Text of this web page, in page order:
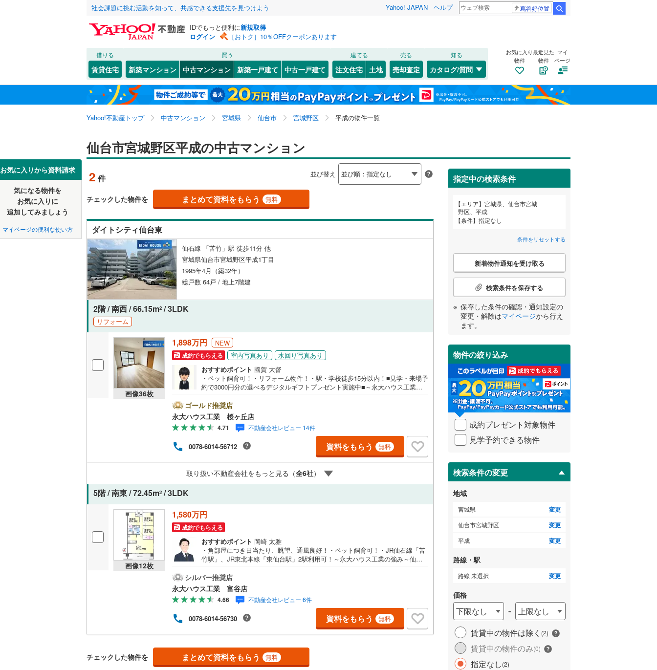
社会課題に挑む活動を知って、共感できる支援先を見つけよう Yahoo! JAPAN ヘルプ 蔦谷好位置
IDでもっと便利に新規取得
ログイン
［おトク］10％OFFクーポンあります
借りる
賃貸住宅
買う
新築マンション 中古マンション 新築一戸建て 中古一戸建て
建てる
注文住宅 土地
売る
売却査定
知る
カタログ/質問
お気に入り
物件
最近見た
物件
マイ
ページ
Yahoo!不動産トップ 中古マンション 宮城県 仙台市 宮城野区 平成の物件一覧
お気に入りから資料請求
気になる物件を
お気に入りに
追加してみましょう
マイページの便利な使い方
仙台市宮城野区平成の中古マンション
2 件 並び替え
チェックした物件を まとめて資料をもらう 無料
ダイトシティ仙台東
仙石線 「苦竹」駅 徒歩11分 他
宮城県仙台市宮城野区平成1丁目
1995年4月（築32年）
総戸数 64戸 / 地上7階建
2階 / 南西 / 66.15m2 / 3LDK
リフォーム
画像36枚
1,898万円 NEW
成約でもらえる 室内写真あり
水回り写真あり
おすすめポイント 國賀 大督
・ペット飼育可！・リフォーム物件！・駅・学校徒歩15分以内！■見学・来場予
約で3000円分の選べるデジタルギフトプレゼント実施中■～永大ハウス工業の
大きく2つに分けてご紹介！1.＜豊富な不動産知識＞戸建・マンション・土地...
と種別を問わず不動産を取り扱っております。更に教育施設や商業施設、子育
て環境や行政などの地域情報を総合し、お客様により良い物件選びをして頂け
るよう、しっかりとサポートさせて頂きます。2.＜経験豊富なスタッフ＞当社
では【購入】【売却】【引っ越し】【リフォーム】など住宅に関する様々なご
質問はもちろん、ご購入時に気になる住宅ローン各種税金についても、誠心誠
意ご説明させて頂きます。各店舗ではキッズスペースも完備！お子様連れのご
舗により変動あり）現地のご案内も可能ですので、どうぞお気軽にお問い合わ
せください！
ゴールド推奨店
永大ハウス工業 桜ヶ丘店
4.71 不動産会社レビュー 14件
0078-6014-56712 資料をもらう 無料
取り扱い不動産会社をもっと見る（全6社）
5階 / 南東 / 72.45m2 / 3LDK
画像12枚
1,580万円
成約でもらえる
おすすめポイント 岡崎 太雅
・角部屋につき日当たり、眺望、通風良好！・ペット飼育可！・JR仙石線「苦
竹駅」、JR東北本線「東仙台駅」2駅利用可！～永大ハウス工業の強み～仙台
分けてご紹介！1.＜豊富な不動産知識＞戸建・マンション・土地...と種別を問
わず不動産を取り扱っております。更に教育施設や商業施設、子育て環境や行
政などの地域情報を総合し、お客様により良い物件選びをして頂けるよう、し
っかりとサポートさせて頂きます。2.＜経験豊富なスタッフ＞当社では【購
入】【売却】【引っ越し】【リフォーム】など住宅に関する様々なご質問はも
ちろん、ご購入時に気になる住宅ローン各種税金についても、誠心誠意ご説明
させて頂きます。各店舗ではキッズスペースも完備！お子様連れのご家族様で
是非お越しください。営業時間:10:00～18:00（定休日火・水曜日※店舗により
変動あり）現地のご案内も可能ですので、どうぞお気軽にお問い合わせくださ
い！
シルバー推奨店
永大ハウス工業 富谷店
4.66 不動産会社レビュー 6件
0078-6014-56730 資料をもらう 無料
チェックした物件を まとめて資料をもらう 無料
指定中の検索条件
エリア
宮城県、仙台市宮城
野区、平成
条件
指定なし
条件をリセットする
こ
検
条
件
受
け
取
る
・
条
件
を
イ
ペ
ジ
に
保
存
す
る
新着物件通知を受け取る
検索条件を保存する
保存した条件の確認・通知設定の
変更・解除はマイページから行え
ます。
物件の絞り込み
成約プレゼント対象物件
見学予約できる物件
検索条件の変更
地域
宮城県 変更
仙台市宮城野区 変更
平成 変更
路線・駅
路線 未選択 変更
価格
下限なし ~
上限なし
賃貸中の物件は除く (2)
賃貸中の物件のみ(0)
指定なし(2)
北海道 北海道
東北 青森 岩手 宮城 秋田 山形 福島
関東 東京 神奈川 埼玉 千葉
信越・北陸 新潟 長野 富山
三重
近畿 大阪 兵庫
中国 鳥取 島根 岡山 広島 山口
四国 徳島 香川
九州・沖縄 福岡 佐賀 鹿児島 沖縄
該当物件
仙台市 青葉区(232) 宮城野区(67) 若林区(48)
太白区(86) 泉区(55)
かの地域
白石市(0)
岩沼市 登米市(0)
東松島市(0) 大崎市(5)
富谷市(4) 刈田郡七ヶ宿町 (0)
柴田郡大河原町(0) 柴田郡村田町(0) 柴田郡柴田町(
柴田郡川崎町(0) 伊具郡丸森町(0)
亘理郡山元町(0) 宮城郡七ヶ浜町(1)
宮城郡利府町(0) 黒川郡大郷町(0)
黒川郡大衡村(0) 加美郡色麻町(0) 加美郡加美町(0)
牡鹿郡女川町(0)
本吉郡南三陸町(0)
該当物件
安養寺(1) 岩切(1) 大梶(3)
小田原(4) 五輪(3) 幸町(3)
田子( 榴ケ岡(1)
燕沢(2)
西宮城野(1) 萩野町(5) 原町(1)
福田町(4) 福室(9)
宮城野(2)
新田(1)
該当物件
JR 東北本線(2) 常磐線(0) 仙山線(0)
仙石線(2) 石巻線(0) 気仙沼線(0)
大船渡線(0) 陸羽東線(0) 東北新幹線(0)
秋田新幹線
(0)
地下鉄 仙台市地下鉄南北線(0)
仙台空港アクセス線 ( 0
該当物件
該当物件
こだわり条件 リフォーム、リノベーション
リノベーション・リフォーム
（1）
築古・築30年以上（2）
共用設備
宅配ボックスあり（2
トランクルーム（0） エレベーター（2） バイク置き場（1）
（0）
オートロック （1） 防犯カメラ（0）
配置、向き、建ち方、日当たり
角住戸（ 1） 2階以上（2）
階下に住戸なし 最上階（0）
構造・規模・施工・品質・工法関連
耐震構造（0） 免震構造 制震構造（0）
大規模（総戸数200以上）
（
）
低層マンション（4階建て以
下）（0）
立地
最寄りの駅が始発駅（0） 小学校まで1km以内（0）
共用施設
コンシェルジュサービス（0） キッズルーム ゲストルーム（0
設備
床暖房
ＴＶモニタ付インターホン
（2）
間取り、居室全体
バリアフリー住宅
LD
リビングダイニング15畳以上
キッチン
該当物件
検索条件を保存しました
この検索条件の新着物件通知は、 マイページから設定できます。
宮城県、仙台市宮城野区、平成
検索条件を保存する
マイページ
お気に入りリストを見る
閉じる
お気に入りリストを見る
閉じる